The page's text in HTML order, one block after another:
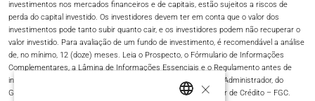
investimentos nos mercados financeiros e de capitais, estão sujeitos a riscos de
perda do capital investido. Os investidores devem ter em conta que o valor dos
investimentos pode tanto subir quanto cair, e os investidores podem não recuperar o
valor investido. Para avaliação de um fundo de investimento, é recomendável a análise
de, no mínimo, 12 (doze) meses. Leia o Prospecto, o Fórmulario de Informações
Complementares, a Lâmina de Informações Essenciais e o Regulamento antes de
investir. Fundos de Investimento não contam com garantia do Administrador, do
Gestor, de qualquer mecanismo de seguro ou Fundo Garantidor de Crédito – FGC.​
×